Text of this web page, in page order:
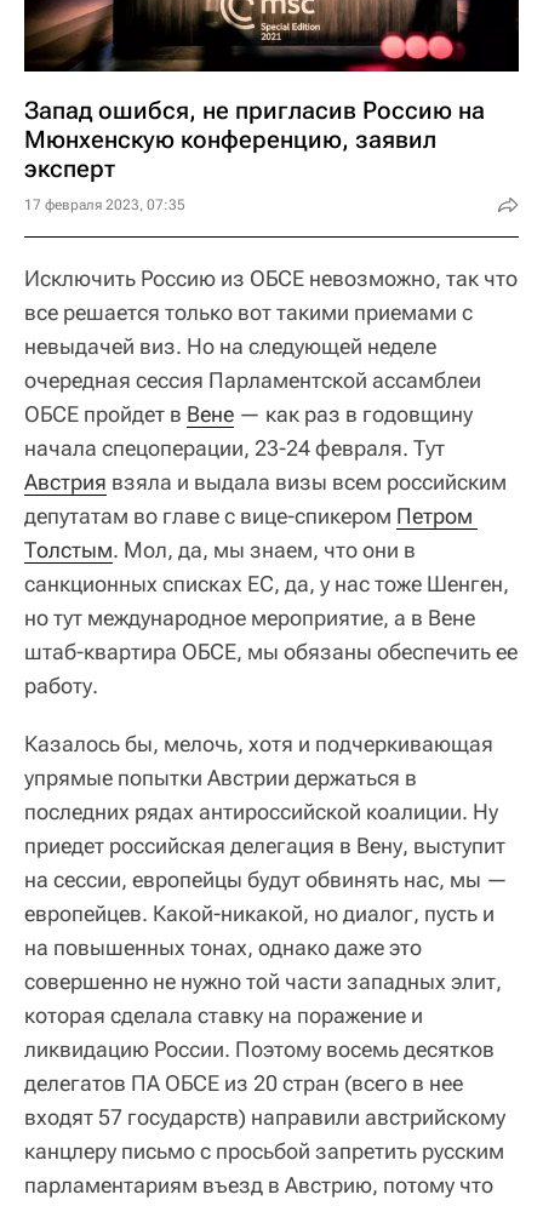
Запад ошибся, не пригласив Россию на
Мюнхенскую конференцию, заявил
эксперт
17 февраля 2023, 07:35
Исключить Россию из ОБСЕ невозможно, так что
все решается только вот такими приемами с
невыдачей виз. Но на следующей неделе
очередная сессия Парламентской ассамблеи
ОБСЕ пройдет в Вене — как раз в годовщину
начала спецоперации, 23-24 февраля. Тут
Австрия взяла и выдала визы всем российским
депутатам во главе с вице-спикером Петром
Толстым. Мол, да, мы знаем, что они в
санкционных списках ЕС, да, у нас тоже Шенген,
но тут международное мероприятие, а в Вене
штаб-квартира ОБСЕ, мы обязаны обеспечить ее
работу.
Казалось бы, мелочь, хотя и подчеркивающая
упрямые попытки Австрии держаться в
последних рядах антироссийской коалиции. Ну
приедет российская делегация в Вену, выступит
на сессии, европейцы будут обвинять нас, мы —
европейцев. Какой-никакой, но диалог, пусть и
на повышенных тонах, однако даже это
совершенно не нужно той части западных элит,
которая сделала ставку на поражение и
ликвидацию России. Поэтому восемь десятков
делегатов ПА ОБСЕ из 20 стран (всего в нее
входят 57 государств) направили австрийскому
канцлеру письмо с просьбой запретить русским
парламентариям въезд в Австрию, потому что